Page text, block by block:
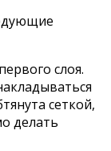
слоя.
сеткой,
делать